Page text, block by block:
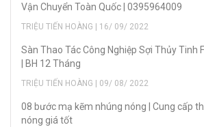
Vận Chuyển Toàn Quốc | 0395964009
TRIỆU TIẾN HOÀNG | 16/ 09/ 2022
Sàn Thao Tác Công Nghiệp Sợi Thủy Tinh
| BH 12 Tháng
TRIỆU TIẾN HOÀNG | 09/ 08/ 2022
08 bước mạ kẽm nhúng nóng | Cung cấp
nóng giá tốt